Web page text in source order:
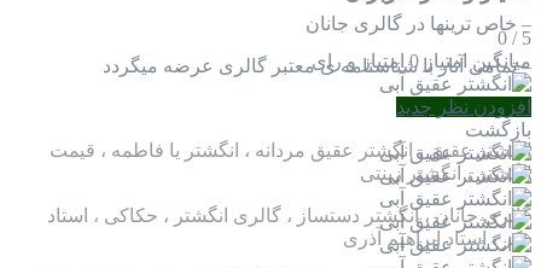
– خاص ترینها در گالری جانان
– تمامی آثار با شناسنامه ی معتبر گالری عرضه میگردد
نشانک :
انگشتر عقیق ، انگشتر عقیق مردانه ، انگشتر یا فاطمه ، قیمت
انگشتر ، انگشتر زینتی
گالری جانان ، انگشتر دستساز ، گالری انگشتر ، حکاکی ، استاد
ذکر ، استاد ابراهیم آذری
5
/
0
میانگین امتیاز 0 امتیاز و رای
افزودن نظر جدید
بازگشت